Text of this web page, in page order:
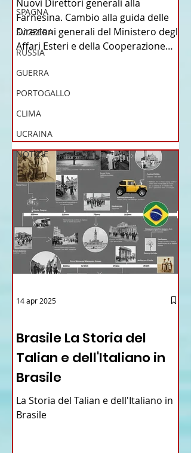
SPAGNA
SVIZZERA
RUSSIA
GUERRA
PORTOGALLO
CLIMA
UCRAINA
NOTIZIE
Nuovi Direttori generali alla
Farnesina. Cambio alla guida delle
Direzioni generali del Ministero degli
Affari Esteri e della Cooperazione
Ministri di ieri ha infatti deliberato le
nomine proposte dal ministro
GENERALE DELLA FARNESINA
Brasile La Storia del
Talian e dell'Italiano in
Brasile
La Storia del Talian e dell'Italiano in
Brasile
14 apr 2025